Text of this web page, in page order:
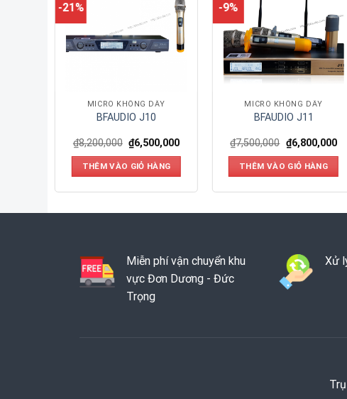
-21%
MICRO KHÔNG DÂY
BFAUDIO J10
₫8,200,000 ₫6,500,000
THÊM VÀO GIỎ HÀNG
-9%
MICRO KHÔNG DÂY
BFAUDIO J11
₫7,500,000 ₫6,800,000
THÊM VÀO GIỎ HÀNG
Miễn phí vận chuyển khu
vực Đơn Dương - Đức
Trọng
Xử